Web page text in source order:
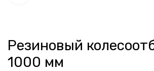
Резиновый
1000 мм